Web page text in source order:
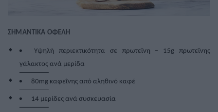
ΣΗΜΑΝΤΙΚΑ ΟΦΕΛΗ
Υψηλή περιεκτικότητα σε πρωτεΐνη – 15g πρωτεΐνης
γάλακτος ανά μερίδα
80mg καφεΐνης από αληθινό καφέ
14 μερίδες ανά συσκευασία